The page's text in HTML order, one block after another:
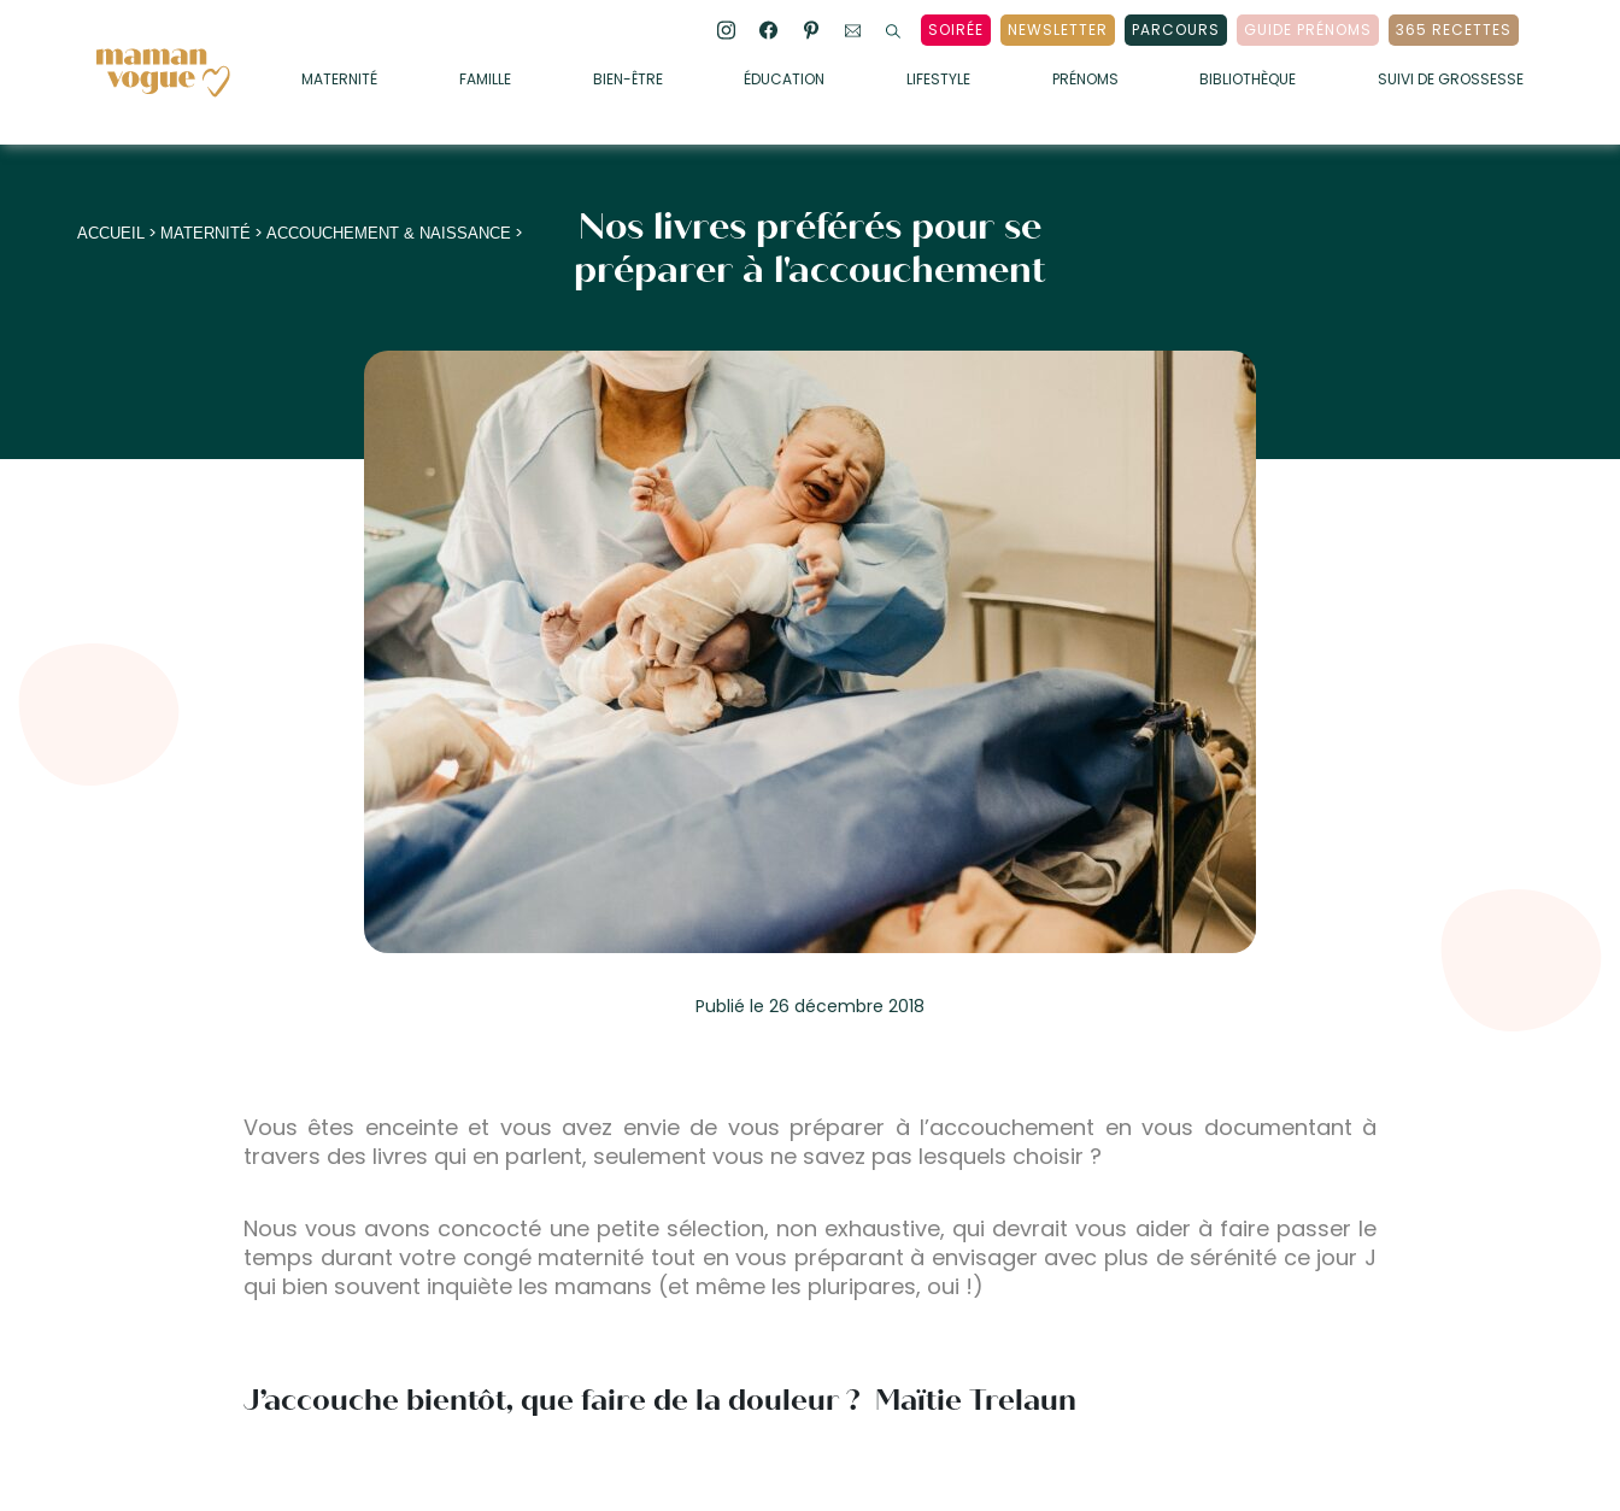
SOIRÉE NEWSLETTER PARCOURS GUIDE PRÉNOMS 365 RECETTES
MATERNITÉ FAMILLE BIEN-ÊTRE ÉDUCATION LIFESTYLE PRÉNOMS BIBLIOTHÈQUE SUIVI DE GROSSESSE
• SOMMEIL
• MÉDECINE DOUCE
• SOINS
+
+
ACCUEIL > MATERNITÉ >ACCOUCHEMENT & NAISSANCE >
Nos livres préférés pour se
préparer à l'accouchement
Publié le 26 décembre 2018
Vous êtes enceinte et vous avez envie de vous préparer à l’accouchement en vous documentant à
travers des livres qui en parlent, seulement vous ne savez pas lesquels choisir ?
Nous vous avons concocté une petite sélection, non exhaustive, qui devrait vous aider à faire passer le
temps durant votre congé maternité tout en vous préparant à envisager avec plus de sérénité ce jour J
qui bien souvent inquiète les mamans (et même les pluripares, oui !)
J’accouche bientôt, que faire de la douleur ? Maïtie Trelaun